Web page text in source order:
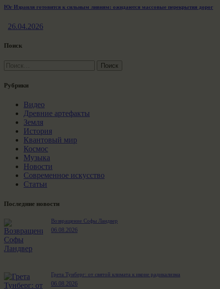
Юг Израиля готовится к сильным ливням: ожидаются массовые перекрытия дорог
26.04.2026
Поиск
Найти:
Рубрики
Видео
Древние артефакты
Земля
История
Квантовый мир
Космос
Музыка
Новости
Современное искусство
Статьи
Последние новости
Возвращение Софы Ландвер
06.08.2026
Грета Тунберг: от святой климата к иконе радикализма
06.08.2026